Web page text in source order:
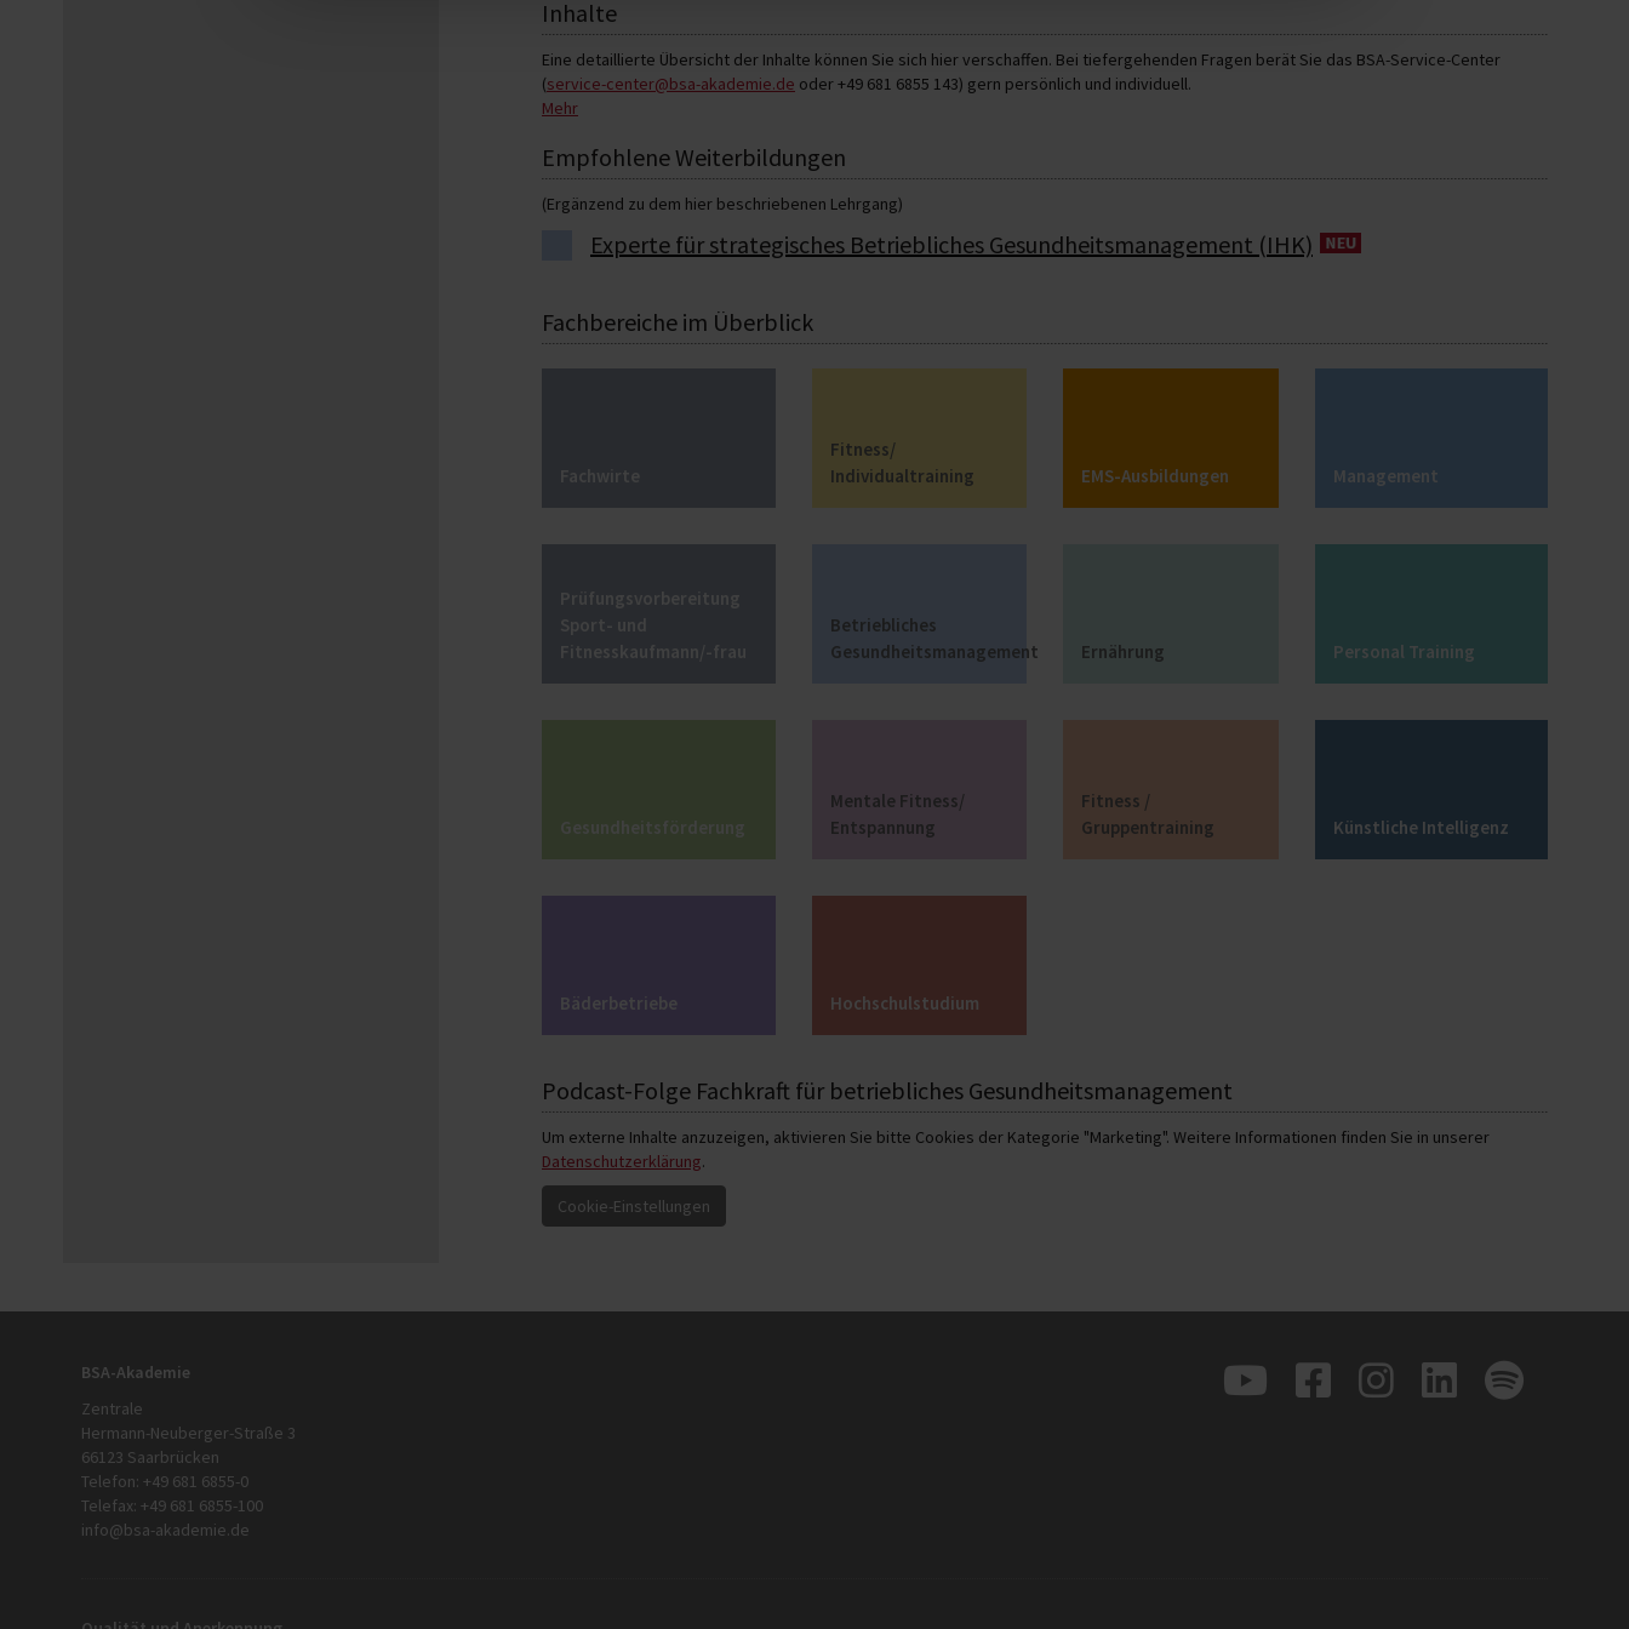
Mit diesem Lehrgang werden die Zulassungsvoraussetzungen für die Prüfung der Basisstufe des Bundesverbandes Betriebliches
Gesundheitsmanagement (BBGM) erfüllt.
VDSI-Mitglieder erhalten für das Absolvieren dieses Lehrgangs 2 VDSI-Weiterbildungspunkte Gesundheitsschutz.
Inhalte
Eine detaillierte Übersicht der Inhalte können Sie sich hier verschaffen. Bei tiefergehenden Fragen berät Sie das BSA-Service-Center
(service-center@bsa-akademie.de oder +49 681 6855 143) gern persönlich und individuell.
Heutige und zukünftige Arbeitswelt
Gesundheit in der Arbeitswelt
Handlungsansätze für ein BGM
Luxemburger Deklaration zur Betrieblichen Gesundheitsförderung (BGF)
Arbeit und Gesundheit
Gesundheit als Managementansatz
Ziele eines BGM
Strukturen im BGM
Bedarfsbestimmung und BGM-Einstieg
Analyse der betrieblichen Gesundheitssituation
Planung zielgerichteter Maßnahmen
Umsetzung von Maßnahmen
Überprüfung der Wirksamkeit
Mehr
Empfohlene Weiterbildungen
(Ergänzend zu dem hier beschriebenen Lehrgang)
Experte für strategisches Betriebliches Gesundheitsmanagement (IHK)
Fachbereiche im Überblick
Fachwirte
Fitness/
Individualtraining
EMS-Ausbildungen Management
Prüfungsvorbereitung
Sport- und
Fitnesskaufmann/-frau
Betriebliches
Gesundheitsmanagement
Ernährung Personal Training
Gesundheitsförderung
Mentale Fitness/
Entspannung
Fitness /
Gruppentraining
Künstliche Intelligenz
Bäderbetriebe Hochschulstudium
Podcast-Folge Fachkraft für betriebliches Gesundheitsmanagement
Um externe Inhalte anzuzeigen, aktivieren Sie bitte Cookies der Kategorie "Marketing". Weitere Informationen finden Sie in unserer
Datenschutzerklärung.
BSA-Akademie
Zentrale
Hermann-Neuberger-Straße 3
66123 Saarbrücken
Telefon: +49 681 6855-0
Telefax: +49 681 6855-100
info@bsa-akademie.de